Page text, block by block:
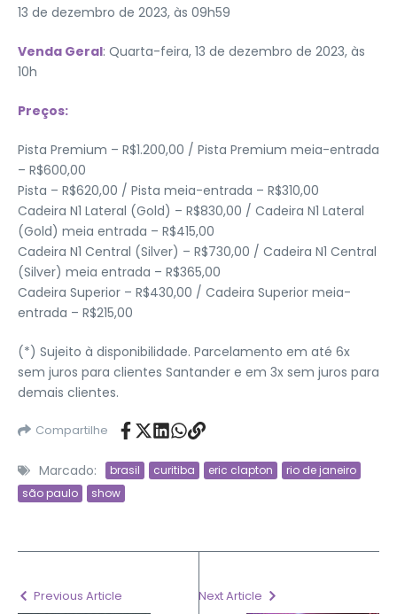
13 de dezembro de 2023, às 09h59
Venda Geral: Quarta-feira, 13 de dezembro de 2023, às
10h
Preços:
Pista Premium – R$1.200,00 / Pista Premium meia-entrada
– R$600,00
Pista – R$620,00 / Pista meia-entrada – R$310,00
Cadeira N1 Lateral (Gold) – R$830,00 / Cadeira N1 Lateral
(Gold) meia entrada – R$415,00
Cadeira N1 Central (Silver) – R$730,00 / Cadeira N1 Central
(Silver) meia entrada – R$365,00
Cadeira Superior – R$430,00 / Cadeira Superior meia-
entrada – R$215,00
(*) Sujeito à disponibilidade. Parcelamento em até 6x
sem juros para clientes Santander e em 3x sem juros para
demais clientes.
Compartilhe
Marcado: brasil curitiba eric clapton
rio de janeiro
são paulo
show
Previous Article Next Article